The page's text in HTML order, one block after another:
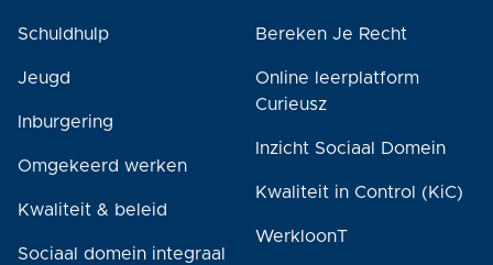
Schuldhulp
Jeugd
Inburgering
Omgekeerd werken
Kwaliteit & beleid
Sociaal domein integraal
Bereken Je Recht
Online leerplatform
Curieusz
Inzicht Sociaal Domein
Kwaliteit in Control (KiC)
WerkloonT